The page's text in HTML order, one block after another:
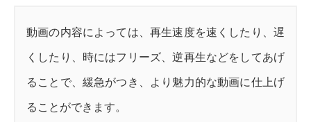
動画の内容によっては、再生速度を速くしたり、遅
くしたり、時にはフリーズ、逆再生などをしてあげ
ることで、緩急がつき、より魅力的な動画に仕上げ
ることができます。